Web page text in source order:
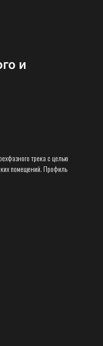
и
трека с целью
помещений. Профиль